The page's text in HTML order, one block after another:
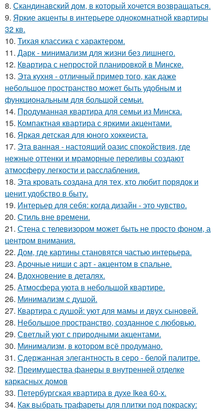
8. Скандинавский дом, в который хочется возвращаться.
9. Яркие акценты в интерьере однокомнатной квартиры
32 кв.
10. Тихая классика с характером.
11. Дарк - минимализм для жизни без лишнего.
12. Квартира с непростой планировкой в Минске.
13. Эта кухня - отличный пример того, как даже
небольшое пространство может быть удобным и
функциональным для большой семьи.
14. Продуманная квартира для семьи из Минска.
15. Компактная квартира с яркими акцентами.
16. Яркая детская для юного хоккеиста.
17. Эта ванная - настоящий оазис спокойствия, где
нежные оттенки и мраморные переливы создают
атмосферу легкости и расслабления.
18. Эта кровать создана для тех, кто любит порядок и
ценит удобство в быту.
19. Интерьер для себя: когда дизайн - это чувство.
20. Стиль вне времени.
21. Стена с телевизором может быть не просто фоном, а
центром внимания.
22. Дом, где картины становятся частью интерьера.
23. Арочные ниши с арт - акцентом в спальне.
24. Вдохновение в деталях.
25. Атмосфера уюта в небольшой квартире.
26. Минимализм с душой.
27. Квартира с душой: уют для мамы и двух сыновей.
28. Небольшое пространство, созданное с любовью.
29. Светлый уют с природными акцентами.
30. Минимализм, в котором всё продумано.
31. Сдержанная элегантность в серо - белой палитре.
32. Преимущества фанеры в внутренней отделке
каркасных домов
33. Петербургская квартира в духе Ikea 60-х.
34. Как выбрать трафареты для плитки под покраску: